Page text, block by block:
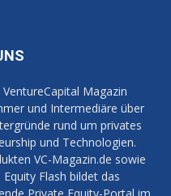
Magazin
und Intermediäre über
rund um privates
und Technologien.
VC-Magazin.de sowie
Flash bildet das